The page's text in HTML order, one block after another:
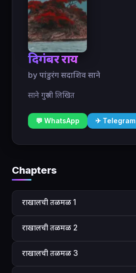
दिगंबर राय
by पांडुरंग सदाशिव साने
साने गुरुजी लिखित
💬 WhatsApp ✈ Telegram
Chapters
राखालची तळमळ 1
राखालची तळमळ 2
राखालची तळमळ 3